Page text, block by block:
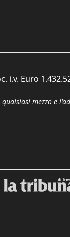
Euro
mezzo e